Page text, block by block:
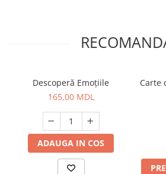
Descoperă Emoțiile
165,00 MDL
ADAUGA IN COS
Carte